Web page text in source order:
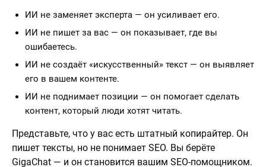
ИИ не заменяет эксперта — он усиливает его.
ИИ не пишет за вас — он показывает, где вы
ошибаетесь.
ИИ не создаёт «искусственный» текст — он выявляет
его в вашем контенте.
ИИ не поднимает позиции — он помогает сделать
контент, который люди хотят читать.
Представьте, что у вас есть штатный копирайтер. Он
пишет тексты, но не понимает SEO. Вы берёте
GigaChat — и он становится вашим SEO-помощником.